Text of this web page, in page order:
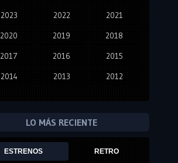
2023 2022 2021
2020 2019 2018
2017 2016 2015
2014 2013 2012
2001
LO MÁS RECIENTE
ESTRENOS RETRO